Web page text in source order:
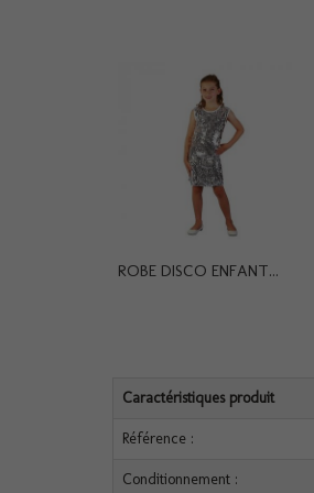
ROBE DISCO ENFANT...
Caractéristiques produit
Référence :
Conditionnement :